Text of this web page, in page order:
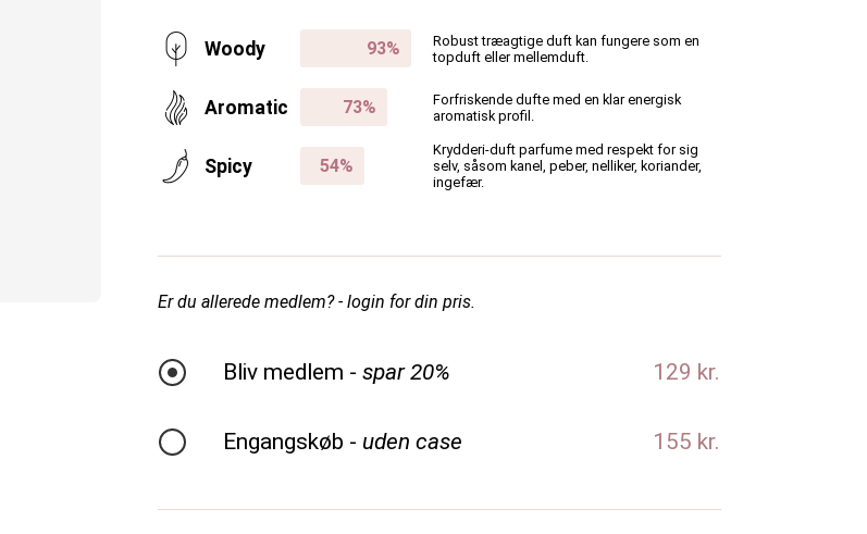
Woody
Robust træagtige duft kan fungere som en
topduft eller mellemduft.
Aromatic
Forfriskende dufte med en klar energisk
aromatisk profil.
Spicy
Krydderi-duft parfume med respekt for sig
selv, såsom kanel, peber, nelliker, koriander,
ingefær.
Er du allerede medlem? - login for din pris.
Bliv medlem - spar 20% 129 kr.
Engangskøb - uden case 155 kr.